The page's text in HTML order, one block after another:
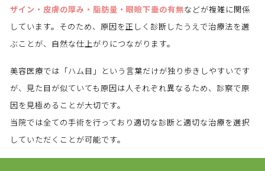
ザイン・皮膚の厚み・脂肪量・眼瞼下垂の有無などが複雑に関係
しています。そのため、原因を正しく診断したうえで治療法を選
ぶことが、自然な仕上がりにつながります。
美容医療では「ハム目」という言葉だけが独り歩きしやすいです
が、見た目が似ていても原因は人それぞれ異なるため、診察で原
因を見極めることが大切です。
当院では全ての手術を行っており適切な診断と適切な治療を選択
していただくことが可能です。